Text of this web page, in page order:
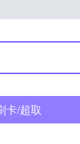
卡/超取